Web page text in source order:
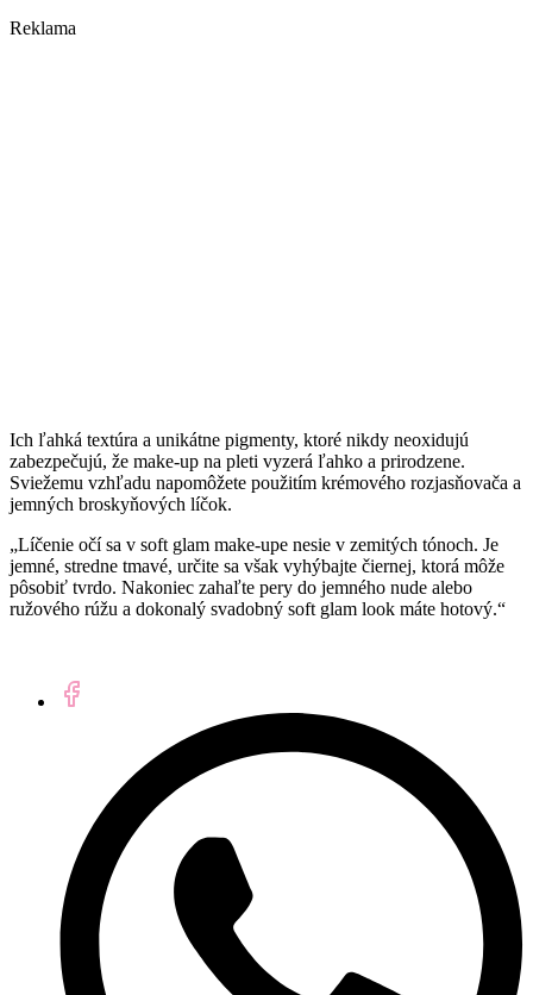
Reklama
Ich ľahká textúra a unikátne pigmenty, ktoré nikdy neoxidujú
zabezpečujú, že make-up na pleti vyzerá ľahko a prirodzene.
Sviežemu vzhľadu napomôžete použitím krémového rozjasňovača a
jemných broskyňových líčok.
„Líčenie očí sa v soft glam make-upe nesie v zemitých tónoch. Je
jemné, stredne tmavé, určite sa však vyhýbajte čiernej, ktorá môže
pôsobiť tvrdo. Nakoniec zahaľte pery do jemného nude alebo
ružového rúžu a dokonalý svadobný soft glam look máte hotový.“